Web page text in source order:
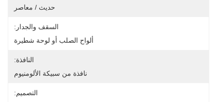
حديث / معاصر
السقف والجدار:
ألواح الصلب أو لوحة شطيرة
النافذة:
نافذة من سبيكة الألومنيوم
التصميم: